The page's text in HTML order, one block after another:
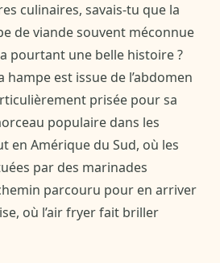
culinaires, savais-tu que la
de viande souvent méconnue
pourtant une belle histoire ?
hampe est issue de l’abdomen
prisée pour sa
populaire dans les
en Amérique du Sud, où les
par des marinades
parcouru pour en arriver
où l’air fryer fait briller